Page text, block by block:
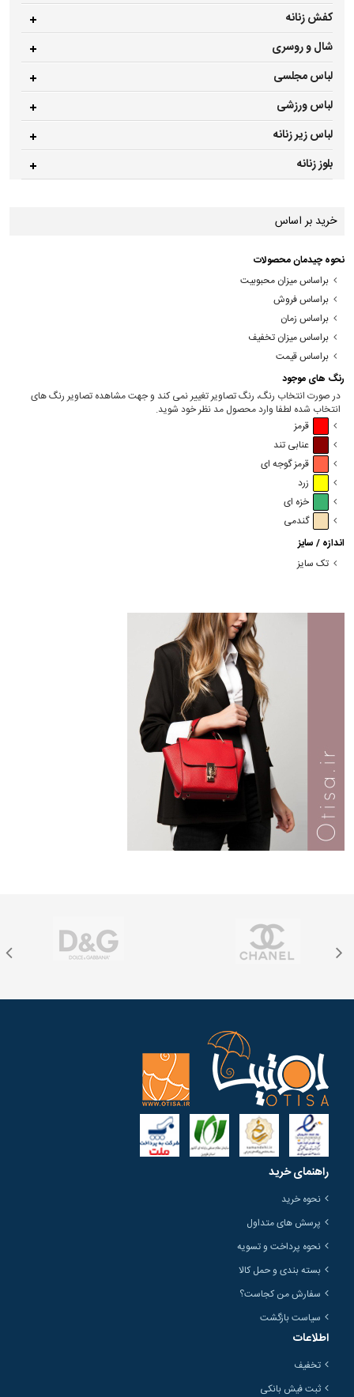
کفش زنانه
شال و روسری
لباس مجلسی
لباس ورزشی
لباس زیر زنانه
بلوز زنانه
خرید بر اساس
نحوه چیدمان محصولات
براساس میزان محبوبیت
براساس فروش
براساس زمان
براساس میزان تخفیف
براساس قیمت
رنگ های موجود
در صورت انتخاب رنگ، رنگ تصاویر تغییر نمی کند و جهت مشاهده تصاویر رنگ های
انتخاب شده لطفا وارد محصول مد نظر خود شوید.
قرمز
عنابی تند
قرمز گوجه ای
زرد
خزه ای
گندمی
اندازه / سایز
تک سایز
راهنمای خرید
نحوه خرید
پرسش های متداول
نحوه پرداخت و تسویه
بسته بندی و حمل کالا
سفارش من کجاست؟
سیاست بازگشت
اطلاعات
تخفیف
ثبت فیش بانکی